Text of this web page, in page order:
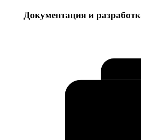
Документация и